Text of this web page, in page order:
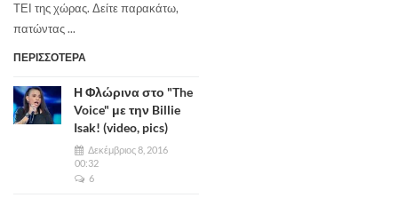
ΤΕΙ της χώρας. Δείτε παρακάτω,
πατώντας ...
ΠΕΡΙΣΣΟΤΕΡΑ
Η Φλώρινα στο "The
Voice" με την Billie
Isak! (video, pics)
Δεκέμβριος 8, 2016
00:32
6